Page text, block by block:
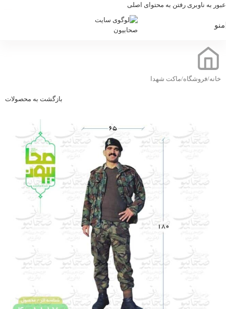
عبور به ناوبری رفتن به محتوای اصلی
منو
خانه/فروشگاه/ماکت شهدا
بازگشت به محصولات